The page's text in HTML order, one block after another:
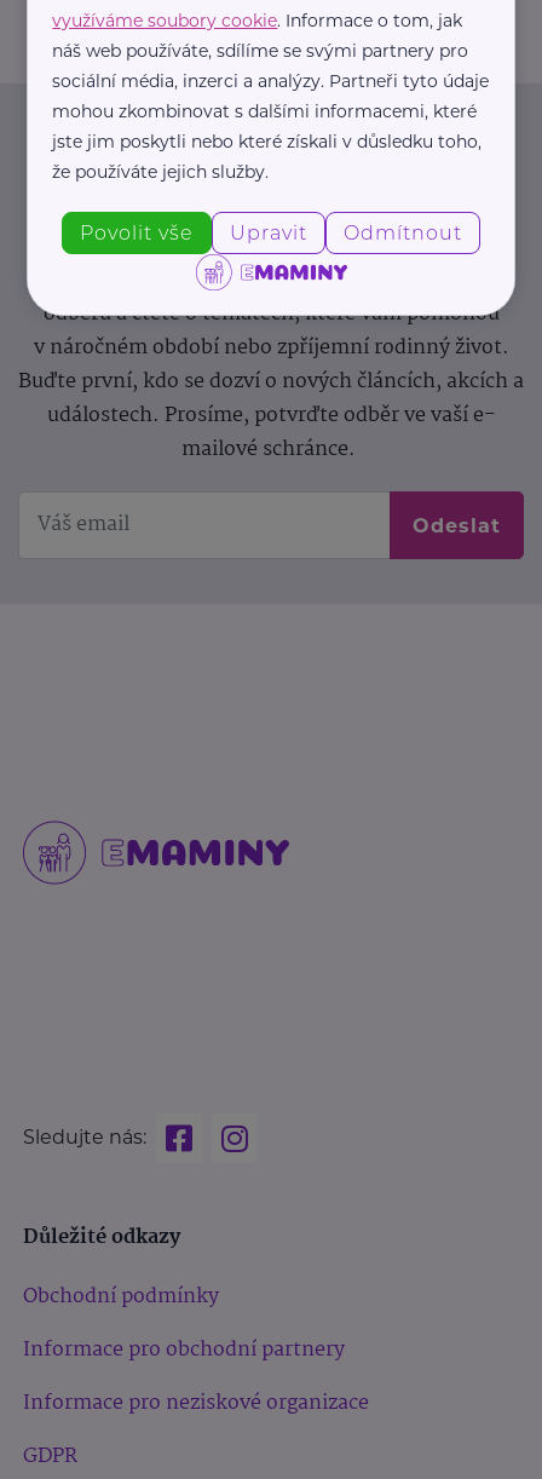
Newsletter
Pravidelný přísun novinek, inspirace na každý den,
podpora pro rodiče i sdílení zkušeností. Takový je
Newsletter webu eMaminy.cz. Přihlaste se k jeho
odběru a čtěte o tématech, které vám pomohou
v náročném období nebo zpříjemní rodinný život.
Buďte první, kdo se dozví o nových článcích, akcích a
událostech. Prosíme, potvrďte odběr ve vaší e-
mailové schránce.
Odeslat
Sledujte nás:
Důležité odkazy
Obchodní podmínky
Informace pro obchodní partnery
Informace pro neziskové organizace
GDPR
využíváme soubory cookie. Informace o tom, jak
náš web používáte, sdílíme se svými partnery pro
sociální média, inzerci a analýzy. Partneři tyto údaje
mohou zkombinovat s dalšími informacemi, které
jste jim poskytli nebo které získali v důsledku toho,
že používáte jejich služby.
Povolit vše Upravit Odmítnout